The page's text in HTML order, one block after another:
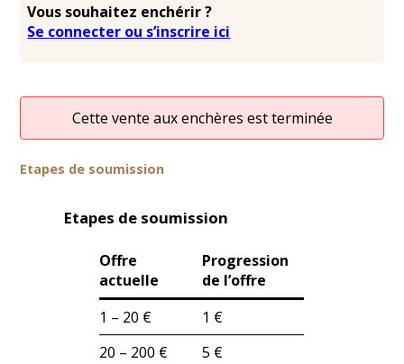
Vous souhaitez enchérir ?
Se connecter ou s’inscrire ici
Cette vente aux enchères est terminée
Etapes de soumission
Etapes de soumission
Offre
actuelle
Progression
de l’offre
1 – 20 €
1 €
20 – 200 €
5 €